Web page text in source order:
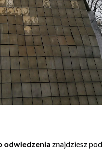
odwiedzenia znajdziesz pod